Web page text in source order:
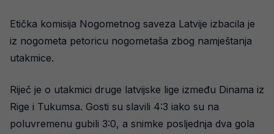
Etička komisija Nogometnog saveza Latvije izbacila je
iz nogometa petoricu nogometaša zbog namještanja
utakmice.
Riječ je o utakmici druge latvijske lige između Dinama iz
Rige i Tukumsa. Gosti su slavili 4:3 iako su na
poluvremenu gubili 3:0, a snimke posljednja dva gola